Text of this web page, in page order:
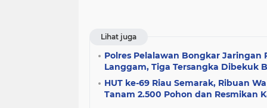
Lihat juga
Polres Pelalawan Bongkar Jaringan
Langgam, Tiga Tersangka Dibekuk
HUT ke-69 Riau Semarak, Ribuan
Tanam 2.500 Pohon dan Resmikan